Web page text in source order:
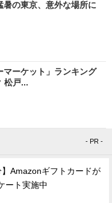
暑の東京、意外な場所に
マーケット」ランキング
松戸...
- PR -
】Amazonギフトカードが
ート実施中